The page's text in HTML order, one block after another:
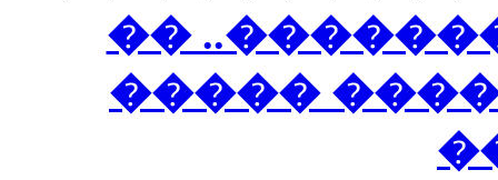
��
�����